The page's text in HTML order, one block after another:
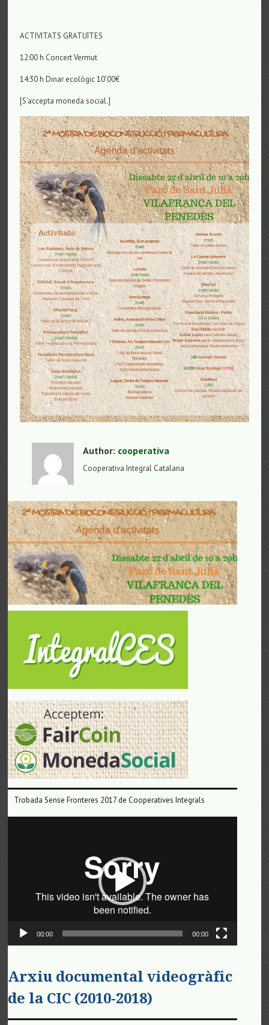
ACTIVITATS GRATUÏTES
12:00 h Concert Vermut
14:30 h Dinar ecològic 10’00€
[S’accepta moneda social.]
Author: cooperativa
Cooperativa Integral Catalana
Trobada Sense Fronteres 2017 de Cooperatives Integrals
00:00 00:00
Arxiu documental videogràfic
de la CIC (2010-2018)